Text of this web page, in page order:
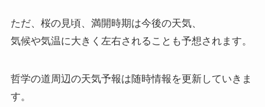
ただ、桜の見頃、満開時期は今後の天気、
気候や気温に大きく左右されることも予想されます。
哲学の道周辺の天気予報は随時情報を更新していきま
す。